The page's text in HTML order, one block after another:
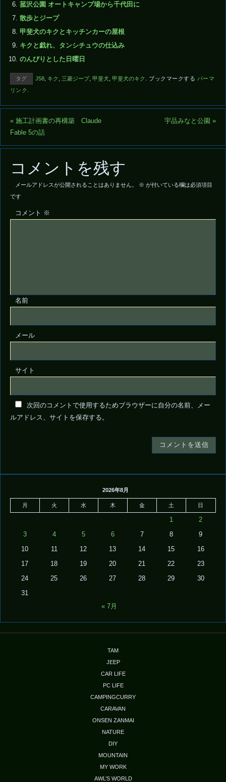
菰沢公園 オートキャンプ場から千代田に
散歩とジープ
甲斐犬のキクとキッチンカーの屋根
キクと戯れ、タンシチュウの仕込み
のんびりとした日曜日
タグ J58, キク 三菱ジープ, 甲斐犬 甲斐犬のキク ブックマークする パーマ
リンク
«施工計画書の再構築 Claude
Fable 5の話
宇品みなと公園»
コメントを残す
メールアドレスが公開されることはありません。 ※ が付いている欄は必須項目
です
コメント ※
名前
メール
サイト
次回のコメントで使用するためブラウザーに自分の名前、メー
ルアドレス、サイトを保存する。
2026年8月
月 火 水 木 金 土 日
1 2
3 4 5 6 7 8 9
10 11 12 13 14 15 16
17 18 19 20 21 22 23
24 25 26 27 28 29 30
31
« 7月
TAM
JEEP
CAR LIFE
PC LIFE
CAMPINGCURRY
CARAVAN
ONSEN ZANMAI
NATURE
DIY
MOUNTAIN
MY WORK
AWL’S WORLD